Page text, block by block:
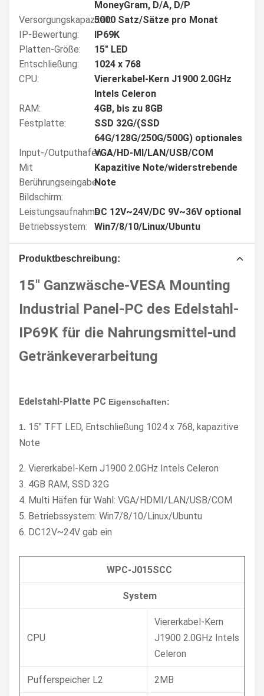
MoneyGram, D/A, D/P
Versorgungskapazität:5000 Satz/Sätze pro Monat
IP-Bewertung:
IP69K
Platten-Größe:
15" LED
Entschließung:
1024 x 768
CPU:
Viererkabel-Kern J1900 2.0GHz
Intels Celeron
RAM:
4GB, bis zu 8GB
Festplatte:
SSD 32G/(SSD
64G/128G/250G/500G) optionales
Input-/Outputhafen:VGA/HD-MI/LAN/USB/COM
Mit
Berührungseingabe
Bildschirm:
Kapazitive Note/widerstrebende
Note
Leistungsaufnahme:DC 12V~24V/DC 9V~36V optional
Betriebssystem:
Win7/8/10/Linux/Ubuntu
Produktbeschreibung:
15" Ganzwäsche-VESA Mounting
Industrial Panel-PC des Edelstahl-
IP69K für die Nahrungsmittel-und
Getränkeverarbeitung
Edelstahl-Platte PC Eigenschaften:
1. 15" TFT LED, Entschließung 1024 x 768, kapazitive
Note
2. Viererkabel-Kern J1900 2.0GHz Intels Celeron
3. 4GB RAM, SSD 32G
4. Multi Häfen für Wahl: VGA/HDMI/LAN/USB/COM
5. Betriebssystem: Win7/8/10/Linux/Ubuntu
6. DC12V~24V gab ein
WPC-J015SCC
System
CPU
Viererkabel-Kern
J1900 2.0GHz Intels
Celeron
Pufferspeicher L2 2MB